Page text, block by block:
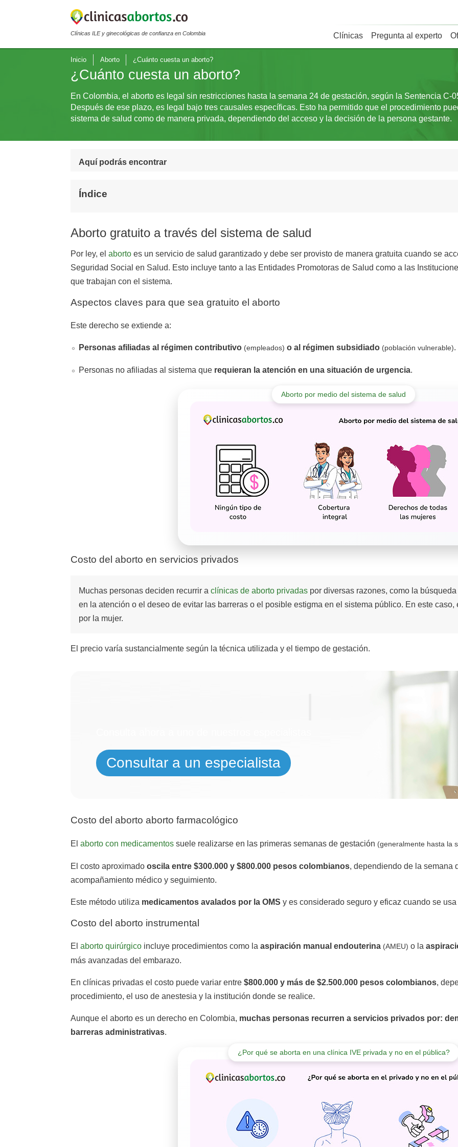
Clínicas ILE y ginecológicas de confianza en Colombia Clínicas Pregunta al experto
Inicio Aborto ¿Cuánto cuesta un aborto?
¿Cuánto cuesta un aborto?
En Colombia, el aborto es legal sin restricciones hasta la semana 24 de gestación, según la Sentencia C-
Después de ese plazo, es legal bajo tres causales específicas. Esto ha permitido que el procedimiento
sistema de salud como de manera privada, dependiendo del acceso y la decisión de la persona gestante.
Aquí podrás encontrar
Índice
Aborto gratuito a través del sistema de salud
Por ley, el aborto es un servicio de salud garantizado y debe ser provisto de manera gratuita cuando se
Seguridad Social en Salud. Esto incluye tanto a las Entidades Promotoras de Salud como a las
que trabajan con el sistema.
Aspectos claves para que sea gratuito el aborto
Este derecho se extiende a:
Personas afiliadas al régimen contributivo (empleados) o al régimen subsidiado (población vulnerable).
Personas no afiliadas al sistema que requieran la atención en una situación de urgencia.
Aborto por medio del sistema de salud
Costo del aborto en servicios privados
Muchas personas deciden recurrir a clínicas de aborto privadas por diversas razones, como la
en la atención o el deseo de evitar las barreras o el posible estigma en el sistema público. En este
por la mujer.
El precio varía sustancialmente según la técnica utilizada y el tiempo de gestación.
Consultar a un especialista
Costo del aborto aborto farmacológico
El aborto con medicamentos suele realizarse en las primeras semanas de gestación (generalmente hasta la
El costo aproximado oscila entre $300.000 y $800.000 pesos colombianos, dependiendo de la semana
acompañamiento médico y seguimiento.
Este método utiliza medicamentos avalados por la OMS y es considerado seguro y eficaz cuando se
Costo del aborto instrumental
El aborto quirúrgico incluye procedimientos como la aspiración manual endouterina (AMEU) o la
más avanzadas del embarazo.
En clínicas privadas el costo puede variar entre $800.000 y más de $2.500.000 pesos colombianos,
procedimiento, el uso de anestesia y la institución donde se realice.
Aunque el aborto es un derecho en Colombia, muchas personas recurren a servicios privados por:
barreras administrativas.
¿Por qué se aborta en una clínica IVE privada y no en el pública?